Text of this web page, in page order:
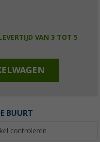
VAN 3 TOT 5
BUURT
controleren